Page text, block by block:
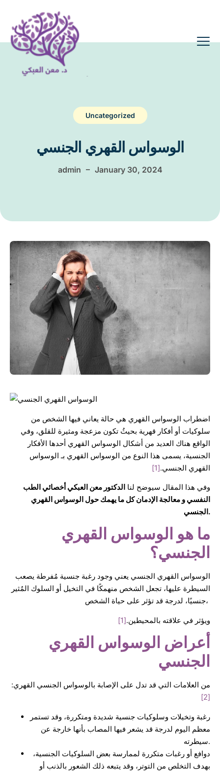
Uncategorized
الوسواس القهري الجنسي
admin – January 30, 2024
اضطراب الوسواس القهري هي حالة يعاني فيها الشخص من
سلوكيات أو أفكار قهرية بحيثُ تكون مزعجة ومثيرة للقلق، وفي
الواقع هناك العديد من أشكال الوسواس القهري أحدها الأفكار
الجنسية، يسمى هذا النوع من الوسواس القهري بـ الوسواس
القهري الجنسي.[1]
وفي هذا المقال سيوضح لنا الدكتور معن العبكي أخصائي الطب
النفسي و معالجة الإدمان كل ما يهمك حول الوسواس القهري
الجنسي.
ما هو الوسواس القهري
الجنسي؟
الوسواس القهري الجنسي يعني وجود رغبة جنسية مُفرطة يصعب
السيطرة عليها، تجعل الشخص منهمكًا في التخيل أو السلوك المُثير
جنسيًا، لدرجة قد تؤثر على حياة الشخص،
ويؤثر في علاقته بالمحيطين.[1]
أعراض الوسواس القهري
الجنسي
من العلامات التي قد تدل على الإصابة بالوسواس الجنسي القهري:
[2]
رغبة وتخيلات وسلوكيات جنسية شديدة ومتكررة، وقد تستمر
معظم اليوم لدرجة قد يشعر فيها المصاب بأنها خارجة عن
سيطرته.
دوافع أو رغبات متكررة لممارسة بعض السلوكيات الجنسية،
بهدف التخلص من التوتر، وقد يتبعه ذلك الشعور بالذنب أو